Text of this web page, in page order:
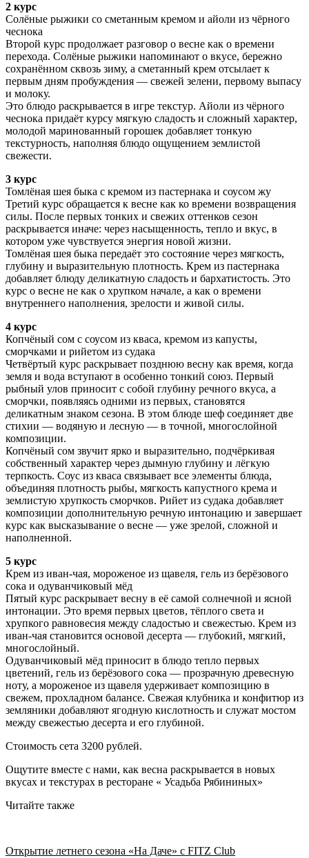
2 курс
Солёные рыжики со сметанным кремом и айоли из чёрного
чеснока
Второй курс продолжает разговор о весне как о времени
перехода. Солёные рыжики напоминают о вкусе, бережно
сохранённом сквозь зиму, а сметанный крем отсылает к
первым дням пробуждения — свежей зелени, первому выпасу
и молоку.
Это блюдо раскрывается в игре текстур. Айоли из чёрного
чеснока придаёт курсу мягкую сладость и сложный характер,
молодой маринованный горошек добавляет тонкую
текстурность, наполняя блюдо ощущением землистой
свежести.
3 курс
Томлёная шея быка с кремом из пастернака и соусом жу
Третий курс обращается к весне как ко времени возвращения
силы. После первых тонких и свежих оттенков сезон
раскрывается иначе: через насыщенность, тепло и вкус, в
котором уже чувствуется энергия новой жизни.
Томлёная шея быка передаёт это состояние через мягкость,
глубину и выразительную плотность. Крем из пастернака
добавляет блюду деликатную сладость и бархатистость. Это
курс о весне не как о хрупком начале, а как о времени
внутреннего наполнения, зрелости и живой силы.
4 курс
Копчёный сом с соусом из кваса, кремом из капусты,
сморчками и рийетом из судака
Четвёртый курс раскрывает позднюю весну как время, когда
земля и вода вступают в особенно тонкий союз. Первый
рыбный улов приносит с собой глубину речного вкуса, а
сморчки, появляясь одними из первых, становятся
деликатным знаком сезона. В этом блюде шеф соединяет две
стихии — водяную и лесную — в точной, многослойной
композиции.
Копчёный сом звучит ярко и выразительно, подчёркивая
собственный характер через дымную глубину и лёгкую
терпкость. Соус из кваса связывает все элементы блюда,
объединяя плотность рыбы, мягкость капустного крема и
землистую хрупкость сморчков. Рийет из судака добавляет
композиции дополнительную речную интонацию и завершает
курс как высказывание о весне — уже зрелой, сложной и
наполненной.
5 курс
Крем из иван-чая, мороженое из щавеля, гель из берёзового
сока и одуванчиковый мёд
Пятый курс раскрывает весну в её самой солнечной и ясной
интонации. Это время первых цветов, тёплого света и
хрупкого равновесия между сладостью и свежестью. Крем из
иван-чая становится основой десерта — глубокий, мягкий,
многослойный.
Одуванчиковый мёд приносит в блюдо тепло первых
цветений, гель из берёзового сока — прозрачную древесную
ноту, а мороженое из щавеля удерживает композицию в
свежем, прохладном балансе. Свежая клубника и конфитюр из
земляники добавляют ягодную кислотность и служат мостом
между свежестью десерта и его глубиной.
Стоимость сета 3200 рублей.
Ощутите вместе с нами, как весна раскрывается в новых
вкусах и текстурах в ресторане « Усадьба Рябининых»
Читайте также
Открытие летнего сезона «На Даче» с FITZ Club